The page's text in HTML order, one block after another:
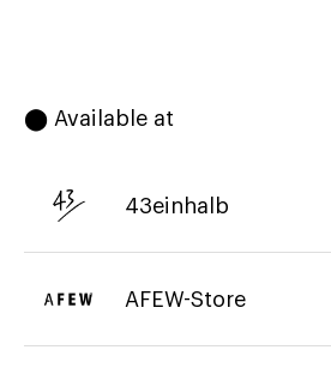
⬤ Available at
43einhalb
AFEW-Store